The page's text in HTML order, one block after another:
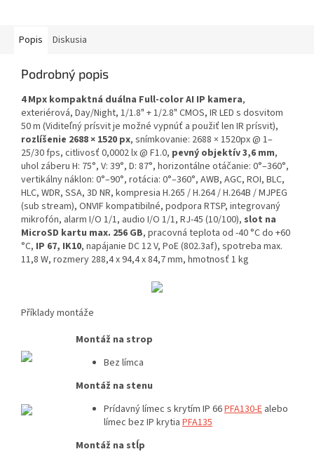
Popis Diskusia
Podrobný popis
4 Mpx kompaktná duálna Full-color AI IP kamera,
exteriérová, Day/Night, 1/1.8" + 1/2.8" CMOS, IR LED s dosvitom
50 m (Viditeľný prísvit je možné vypnúť a použiť len IR prísvit),
rozlíšenie 2688 × 1520 px, snímkovanie: 2688 × 1520px @ 1–
25/30 fps, citlivosť 0,0002 lx @ F1.0, pevný objektív 3,6 mm,
uhol záberu H: 75°, V: 39°, D: 87°, horizontálne otáčanie: 0°–360°,
vertikálny náklon: 0°–90°, rotácia: 0°–360°, AWB, AGC, ROI, BLC,
HLC, WDR, SSA, 3D NR, kompresia H.265 / H.264 / H.264B / MJPEG
(sub stream), ONVIF kompatibilné, podpora RTSP, integrovaný
mikrofón, alarm I/O 1/1, audio I/O 1/1, RJ-45 (10/100), slot na
MicroSD kartu max. 256 GB, pracovná teplota od -40 °C do +60
°C, IP 67, IK10, napájanie DC 12 V, PoE (802.3af), spotreba max.
11,8 W, rozmery 288,4 x 94,4 x 84,7 mm, hmotnosť 1 kg
Příklady montáže
Montáž na strop
Bez límca
Montáž na stenu
Prídavný límec s krytím IP 66PFA130-E alebo
límec bez IP krytia PFA135
Montáž na stĺp